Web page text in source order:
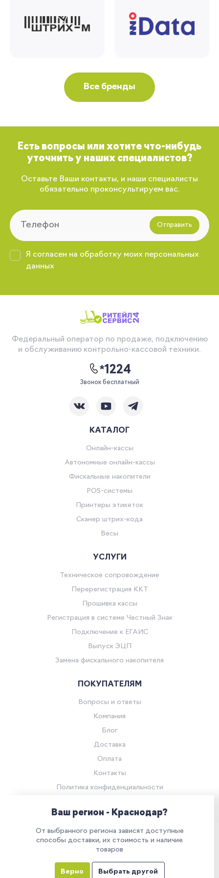
Все бренды
Есть вопросы или хотите что-нибудь
уточнить у наших специалистов?
Оставьте Ваши контакты, и наши специалисты
обязательно проконсультируем вас.
Отправить
Я согласен на обработку моих персональных
данных
Федеральный оператор по продаже, подключению
и обслуживанию контрольно-кассовой техники.
*1224
Звонок бесплатный
КАТАЛОГ
Онлайн-кассы
Автономные онлайн-кассы
Фискальные накопители
POS-системы
Принтеры этикеток
Сканер штрих-кода
Весы
УСЛУГИ
Техническое сопровождение
Перерегистрация ККТ
Прошивка кассы
Регистрация в системе Честный Знак
Подключение к ЕГАИС
Выпуск ЭЦП
Замена фискального накопителя
ПОКУПАТЕЛЯМ
Вопросы и ответы
Компания
Блог
Доставка
Оплата
Контакты
Политика конфиденциальности
Все права защищены.
Все указанные на сайте цены носят информационный характер и
Наш сайт использует куки. Продолжая им
пользоваться, вы соглашаетесь на обработку
персональных данных в соответствии с
политикой конфиденциальности
Ваш регион - Краснодар?
От выбранного региона зависят доступные
способы доставки, их стоимость и наличие
товаров
Верно Выбрать другой